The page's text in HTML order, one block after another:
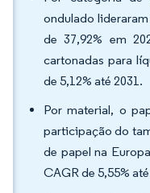
ondulado
de 37,92% em
cartonadas para
de 5,12% até 2031.
Por material, o
participação do
de papel na
CAGR de 5,55%